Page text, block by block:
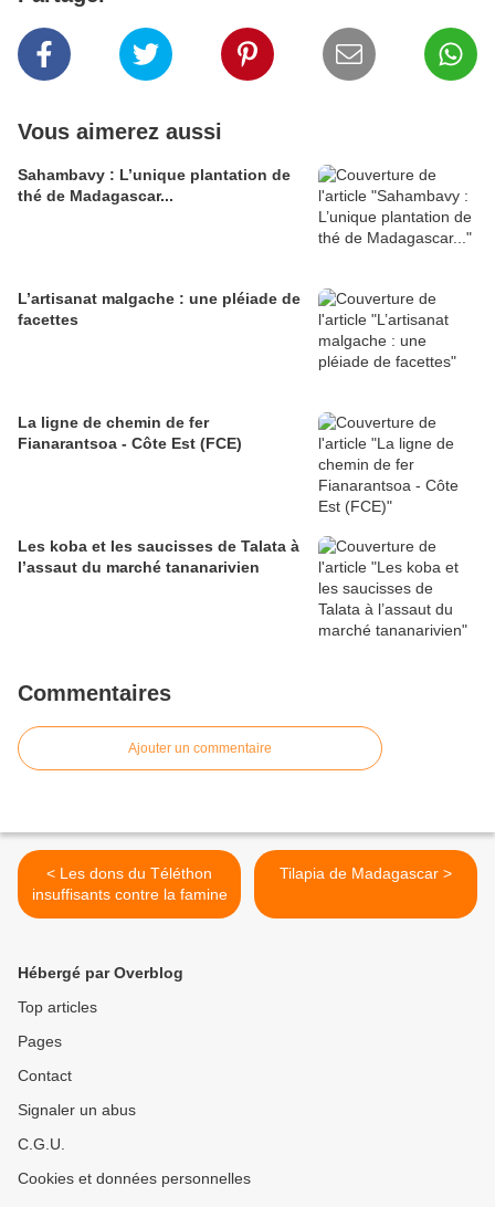
Vous aimerez aussi
Sahambavy : L’unique plantation de
thé de Madagascar...
L’artisanat malgache : une pléiade de
facettes
La ligne de chemin de fer
Fianarantsoa - Côte Est (FCE)
Les koba et les saucisses de Talata à
l’assaut du marché tananarivien
Commentaires
Ajouter un commentaire
< Les dons du Téléthon
insuffisants contre la famine
Tilapia de Madagascar >
Hébergé par Overblog
Top articles
Pages
Contact
Signaler un abus
C.G.U.
Cookies et données personnelles